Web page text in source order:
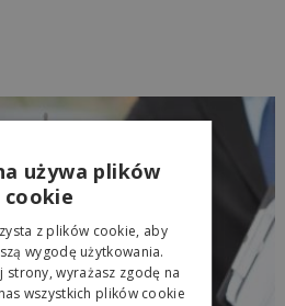
używa plików
cookie
z plików cookie, aby
wygodę użytkowania.
strony, wyrażasz zgodę na
wszystkich plików cookie